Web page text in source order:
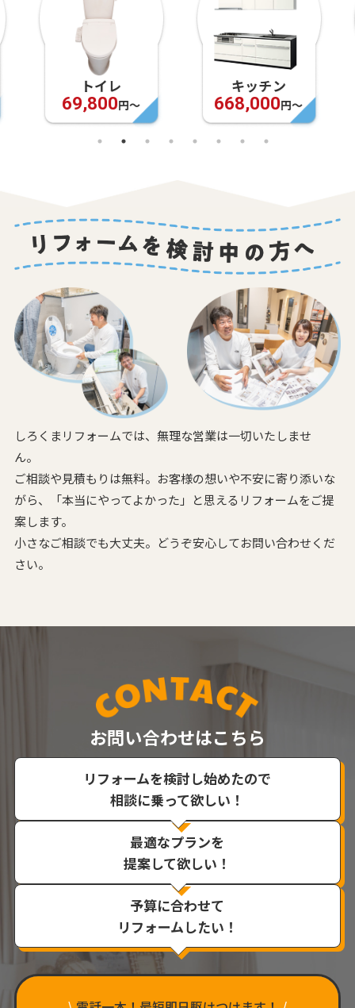
トイレ
69,800円〜
キッチン
668,000円〜
しろくまリフォームでは、無理な営業は一切いたしませ
ん。
ご相談や見積もりは無料。お客様の想いや不安に寄り添いな
がら、
「本当にやってよかった」と思えるリフォームをご提
案します。
小さなご相談でも大丈夫。どうぞ安心してお問い合わせくだ
さい。
お問い合わせはこちら
リフォームを検討し始めたので
相談に乗って欲しい！
最適なプランを
提案して欲しい！
予算に合わせて
リフォームしたい！